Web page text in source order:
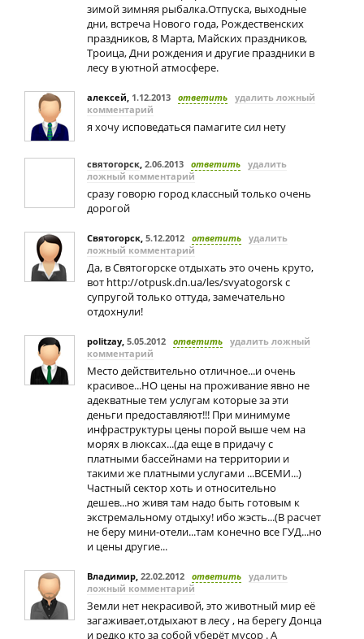
зимой зимняя рыбалка.Отпуска, выходные
дни, встреча Нового года, Рождественских
праздников, 8 Марта, Майских праздников,
Троица, Дни рождения и другие праздники в
лесу в уютной атмосфере.
алексей, 1.12.2013 ответить удалить ложный
комментарий
я хочу исповедаться памагите сил нету
святогорск, 2.06.2013 ответить удалить
ложный комментарий
сразу говорю город классный только очень
дорогой
Святогорск, 5.12.2012 ответить удалить
ложный комментарий
Да, в Святогорске отдыхать это очень круто,
вот http://otpusk.dn.ua/les/svyatogorsk с
супругой только оттуда, замечательно
отдохнули!
politzay, 5.05.2012 ответить удалить ложный
комментарий
Место действительно отличное...и очень
красивое...НО цены на проживание явно не
адекватные тем услугам которые за эти
деньги предоставляют!!! При минимуме
инфраструктуры цены порой выше чем на
морях в люксах...(да еще в придачу с
платными бассейнами на территории и
такими же платными услугами ...ВСЕМИ...)
Частный сектор хоть и относительно
дешев...но живя там надо быть готовым к
экстремальному отдыху! ибо жэсть...(В расчет
не беру мини-отели...там конечно все ГУД...но
и цены другие...
Владимир, 22.02.2012 ответить удалить
ложный комментарий
Земли нет некрасивой, это животный мир её
загаживает,отдыхают в лесу , на берегу Донца
и редко кто за собой уберёт мусор . А